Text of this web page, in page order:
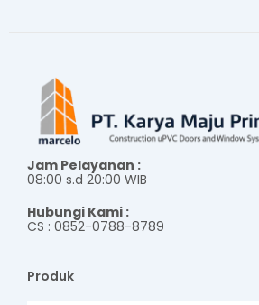
Jam Pelayanan :
08:00 s.d 20:00 WIB
Hubungi Kami :
CS : 0852-0788-8789
Produk